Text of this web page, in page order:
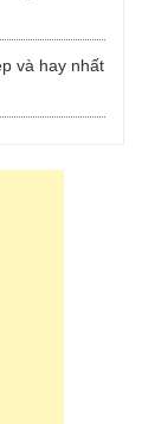
và hay nhất